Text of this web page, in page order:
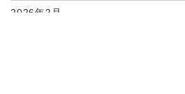
2026年2月